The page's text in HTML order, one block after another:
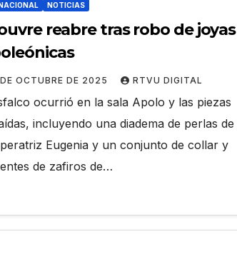
NOTICIAS
reabre tras robo de joyas
OCTUBRE DE 2025 RTVU DIGITAL
ocurrió en la sala Apolo y las piezas
incluyendo una diadema de perlas de
Eugenia y un conjunto de collar y
de zafiros de…